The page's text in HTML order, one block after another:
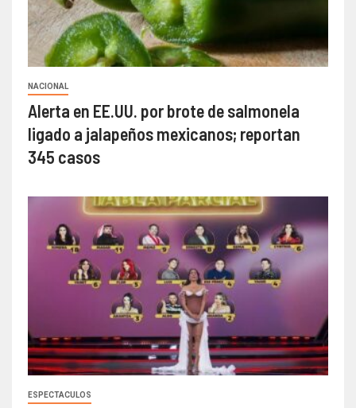
NACIONAL
Alerta en EE.UU. por brote de salmonela
ligado a jalapeños mexicanos; reportan
345 casos
ESPECTACULOS